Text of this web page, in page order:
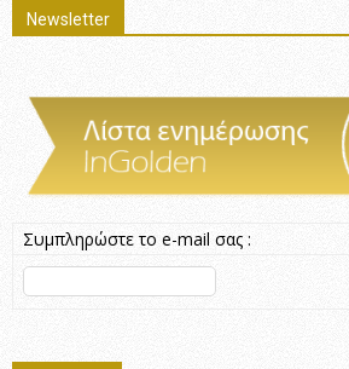
Newsletter
Συμπληρώστε το e-mail σας :